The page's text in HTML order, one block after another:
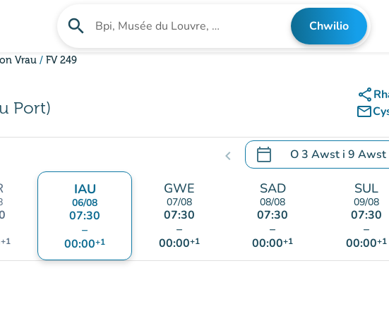
search Chwilio am sefydliad Chwilio
Vrau FV 249
Port)
share
mail_outline
chevron_left calendar_today O3 Awst i 9 Awst
.Agor y calendr i newid
+1
IAU
06/08
07:30
–
00:00+1
GWE
07/08
07:30
–
00:00+1
SAD
08/08
07:30
–
00:00+1
SUL
09/08
07:30
–
00:00+1